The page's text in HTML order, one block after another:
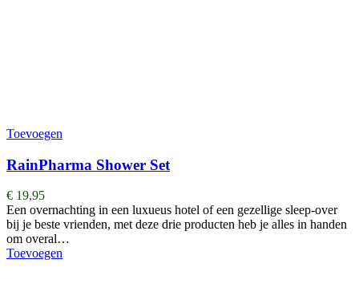
Toevoegen
RainPharma Shower Set
€ 19,95
Een overnachting in een luxueus hotel of een gezellige sleep-over
bij je beste vrienden, met deze drie producten heb je alles in handen
om overal…
Toevoegen